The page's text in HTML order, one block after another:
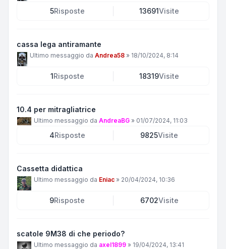
5Risposte 13691Visite
cassa lega antiramante
Ultimo messaggio da Andrea58 » 18/10/2024, 8:14
1Risposte 18319Visite
10.4 per mitragliatrice
Ultimo messaggio da AndreaBG » 01/07/2024, 11:03
4Risposte 9825Visite
Cassetta didattica
Ultimo messaggio da Eniac » 20/04/2024, 10:36
9Risposte 6702Visite
scatole 9M38 di che periodo?
Ultimo messaggio da axel1899 » 19/04/2024, 13:41